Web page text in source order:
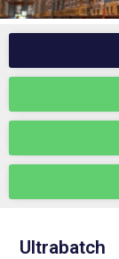
Ultrabatch